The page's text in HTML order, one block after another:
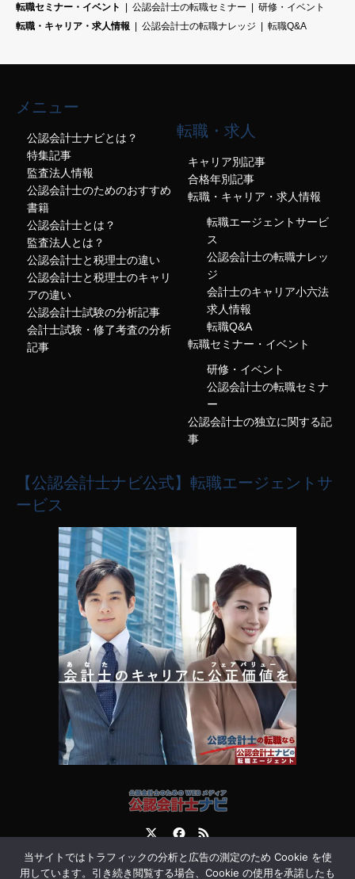
転職セミナー・イベント
公認会計士の転職セミナー
研修・イベント
転職・キャリア・求人情報
公認会計士の転職ナレッジ 転職Q&A
メニュー
公認会計士ナビとは？
特集記事
監査法人情報
公認会計士のためのおすすめ
書籍
公認会計士とは？
監査法人とは？
公認会計士と税理士の違い
公認会計士と税理士のキャリ
アの違い
公認会計士試験の分析記事
会計士試験・修了考査の分析
記事
転職・求人
キャリア別記事
合格年別記事
転職・キャリア・求人情報
転職エージェントサービ
ス
公認会計士の転職ナレッ
ジ
会計士のキャリア小六法
求人情報
転職Q&A
転職セミナー・イベント
研修・イベント
公認会計士の転職セミナ
ー
公認会計士の独立に関する記
事
【公認会計士ナビ公式】転職エージェントサ
ービス
運営会社 お問合せ
当サイトではトラフィックの分析と広告の測定のため Cookie を使
用しています。引き続き閲覧する場合、Cookie の使用を承諾したも